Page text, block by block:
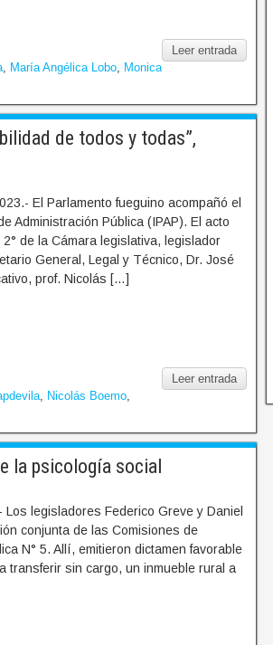
Leer entrada
, María Angélica Lobo, Monica
de todos y todas”,
El Parlamento fueguino acompañó el
Administración Pública (IPAP). El acto
de la Cámara legislativa, legislador
General, Legal y Técnico, Dr. José
prof. Nicolás […]
Leer entrada
, Nicolás Boemo,
la psicología social
legisladores Federico Greve y Daniel
conjunta de las Comisiones de
N° 5. Allí, emitieron dictamen favorable
transferir sin cargo, un inmueble rural a